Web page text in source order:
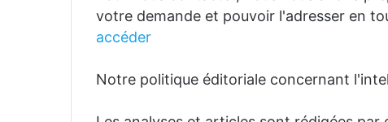
votre demande et pouvoir l'adresser en
accéder
Notre politique éditoriale concernant